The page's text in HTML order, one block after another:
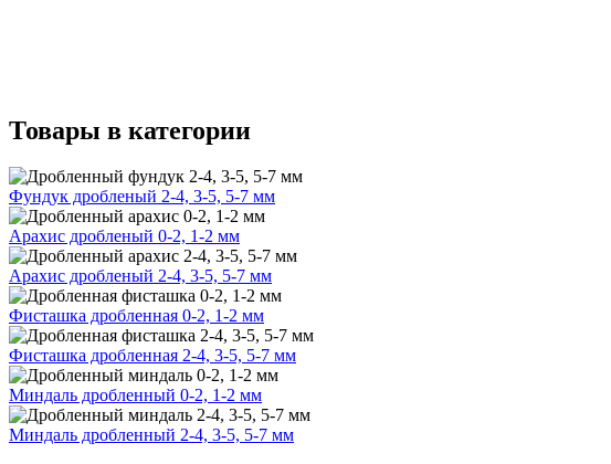
Товары в категории
Фундук дробленый 2-4, 3-5, 5-7 мм
Арахис дробленый 0-2, 1-2 мм
Арахис дробленый 2-4, 3-5, 5-7 мм
Фисташка дробленная 0-2, 1-2 мм
Фисташка дробленная 2-4, 3-5, 5-7 мм
Миндаль дробленный 0-2, 1-2 мм
Миндаль дробленный 2-4, 3-5, 5-7 мм